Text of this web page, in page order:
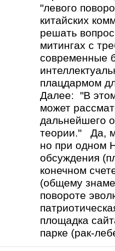
"левого
китайских
решать
митингах с
современные
плацдармом
Далее: "В
может
дальнейшего
теории." Да,
но при
обсуждения
конечном
(общему
повороте
площадка
парке (рак-